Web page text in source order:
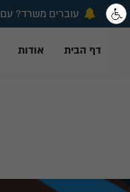
עוברים משרד? עם O-me זה פשוט
דף הבית אודות